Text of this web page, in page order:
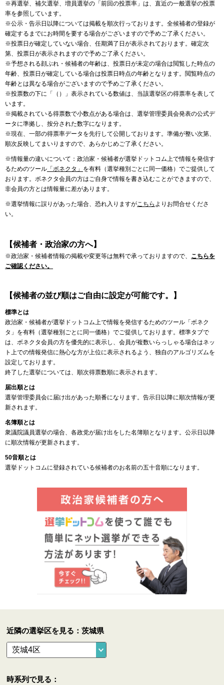
※再選挙、補欠選挙、増員選挙の「前回の投票率」は、直近の一般選挙の投票
率を参照しています。
※公示・告示日以降については掲載を順次行っております。全候補者の登録が
確定するまでにお時間を要する場合がございますので予めご了承ください。
※投票日が確定していない場合、任期満了日が表示されております。確定次
第、投票日が表示されますので予めご了承ください。
※予想される顔ぶれ・候補者の年齢は、投票日が未定の場合は閲覧した時点の
年齢、投票日が確定している場合は投票日時点の年齢となります。閲覧時点の
年齢とは異なる場合がございますので予めご了承ください。
※投票数の下に「（）」表示されている数値は、当該選挙区の得票率を表して
います。
※掲載されている得票数で小数点がある場合は、選挙管理委員会発表の公式デ
ータに準拠し、按分された数字になります。
※現在、一部の得票率データを先行して公開しております。準備が整い次第、
順次反映してまいりますので、あらかじめご了承ください。
※情報量の違いについて：政治家・候補者が選挙ドットコム上で情報を発信す
るためのツール 「ボネクタ」 を有料（選挙種別ごとに同一価格）でご提供して
おります。ボネクタ会員の方はご自身で情報を書き込むことができますので、
非会員の方とは情報量に差があります。
※選挙情報に誤りがあった場合、恐れ入りますが こちら よりお問合せくださ
い。
【候補者・政治家の方へ】
※政治家・候補者情報の掲載や変更等は無料で承っておりますので、 こちらを
ご確認ください。
【候補者の並び順はご自由に設定が可能です。】
標準とは
政治家・候補者が選挙ドットコム上で情報を発信するためのツール「ボネク
タ」を有料（選挙種別ごとに同一価格）でご提供しております。標準タブで
は、ボネクタ会員の方を優先的に表示し、会員が複数いらっしゃる場合はネッ
ト上での情報発信に熱心な方が上位に表示されるよう、独自のアルゴリズムを
設定しております。
終了した選挙については、順次得票数順に表示されます。
届出順とは
選挙管理委員会に届け出があった順番になります。告示日以降に順次情報が更
新されます。
名簿順とは
衆議院議員選挙の場合、各政党が届け出をした名簿順となります。公示日以降
に順次情報が更新されます。
50音順とは
選挙ドットコムに登録されている候補者のお名前の五十音順になります。
近隣の選挙区を見る：茨城県
時系列で見る：